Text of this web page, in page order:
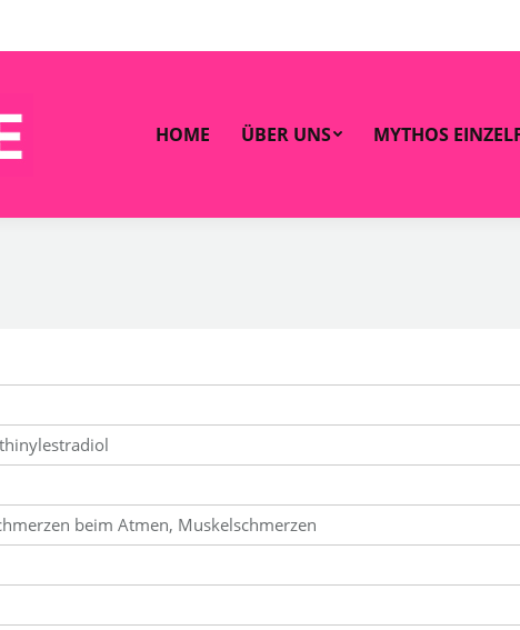
HOME ÜBER UNS MYTHOS
beim Atmen, Muskelschmerzen